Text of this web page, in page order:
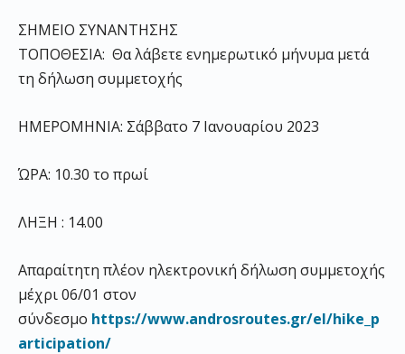
ΣΗΜΕΙΟ ΣΥΝΑΝΤΗΣΗΣ
ΤΟΠΟΘΕΣΙΑ: Θα λάβετε ενημερωτικό μήνυμα μετά
τη δήλωση συμμετοχής
ΗΜΕΡΟΜΗΝΙΑ: Σάββατο 7 Ιανουαρίου 2023
ΏΡΑ: 10.30 το πρωί
ΛΗΞΗ : 14.00
Απαραίτητη πλέον ηλεκτρονική δήλωση συμμετοχής
μέχρι 06/01 στον
σύνδεσμο https://www.androsroutes.gr/el/hike p
articipation/